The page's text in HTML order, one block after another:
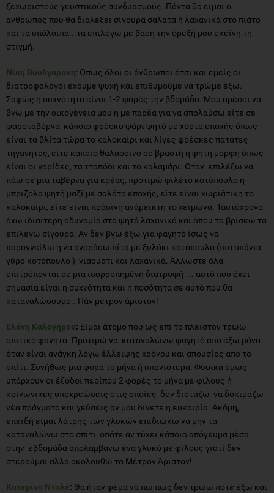
ξεχωριστούς γευστικούς συνδυασμούς. Πάντα θα είμαι ο
άνθρωπος που θα διαλέξει σίγουρα σαλάτα ή λαχανικά στο πιάτο
και τα υπόλοιπα...τα επιλέγω με βάση την όρεξή μου εκείνη τη
στιγμή.
Νίκη Βουλγαράκη: Όπως όλοι οι άνθρωποι έτσι και εμείς οι
διατροφολόγοι έχουμε ψυχή και επιθυμούμε να τρώμε έξω.
Σαφώς η συχνότητα είναι 1-2 φορές την βδομάδα. Μου αρέσει να
βγω με την οικογένεια μου η με παρέα για να απολαύσω είτε σε
ψαροταβέρνα κάποιο φρέσκο ψάρι ψητό με χόρτα εποχής όπως
είναι τα βλίτα τώρα το καλοκαίρι και λίγες φρέσκες πατάτες
τηγανητές, είτε κάποιο θαλασσινό σε βραστή η ψητή μορφή όπως
είναι οι γαρίδες, τα χταπόδι και το καλαμάρι. Όταν επιλέξω να
πάω σε μια ταβέρνα για κρέας, προτιμώ φιλέτο κοτόπουλο η
μπριζόλα ψητή μαζί με σαλάτα εποχής, είτε είναι χωριάτικη το
καλοκαίρι, είτε είναι πράσινη ανάμεικτη το χειμώνα. Ταυτόχρονα
έχω ιδιαίτερη αδυναμία στα ψητά λαχανικά και όπου τα βρίσκω τα
επιλέγω σίγουρα. Αν δεν βγω έξω για φαγητό ίσως να
παραγγείλω η να αγοράσω πίτα με ξυλάκι κοτόπουλο (πιο σπάνια
γύρο κοτόπουλο ), γιαούρτι και λαχανικά. Άλλωστε όλα
επιτρέπονται σε μια ισορροπημένη διατροφή … αυτό που έχει
σημασία είναι η συχνότητα και η ποσότητα σε αυτό που θα
καταναλώσουμε.. Πάν μέτρον άριστον!
Ελένη Καλογήρου: Είμαι άτομο που ως επί το πλείστον τρώω
σπιτικό φαγητό. Προτιμώ να καταναλώνω φαγητό απο έξω μόνο
όταν είναι ανάγκη λόγω έλλειψης χρόνου και απουσίας απο το
σπίτι. Συνήθως μια φορά το μήνα ή σπανιότερα. Φυσικά όμως
υπάρχουν οι έξοδοι περίπου 2 φορές το μήνα με φίλους ή
κοινωνικές υποχρεώσεις στις οποίες δεν διστάζω να δοκιμάζω
νέα πράγματα και γεύσεις αν μου δίνετε η ευκαιρία. Ακόμη,
επειδή είμαι λάτρης των γλυκών επιδιώκω να μην τα
καταναλώνω στο σπίτι οπότε αν τύχει κάποιο απόγευμα μέσα
στην εβδομάδα απολαμβάνω ένα γλυκό με φίλους γιατί δεν
στερούμαι αλλά ακολουθώ το Μέτρον Άριστον!
Κατερίνα Νταλέ: Θα ήταν ψέμα να πω πως δεν τρώω ποτέ έξω και